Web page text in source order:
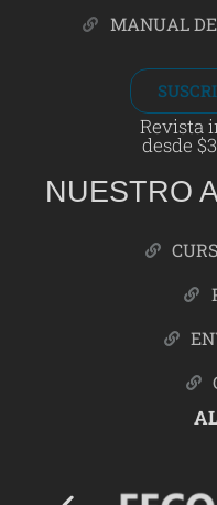
MANUAL
Revista
desde
NUESTRO